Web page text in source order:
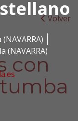
(NAVARRA)
Volver
con